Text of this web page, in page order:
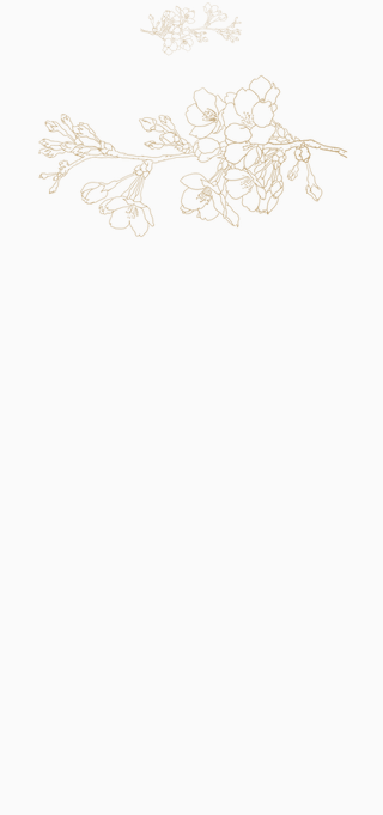
всякакви партита, сватбени тържества
или рождени дни!
сватбена маса, фото кът или кенди бар.
Всеки пакет се състои от 3 броя ветрила
със следните размери: 2бр. х 36 см и 1бр. х
28 см. В опаковката са включени и
кламерчета за закрепване на ветрилата.
Могат да бъдат опаковани, за да се
използват повторно.